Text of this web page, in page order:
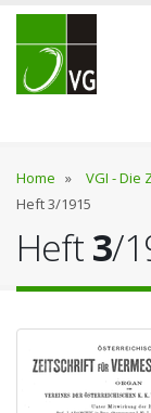
Home » VGI - Die
Heft 3/1915
Heft3/